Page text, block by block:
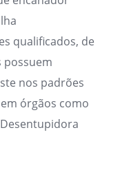
qualificados, de
possuem
nos padrões
órgãos como